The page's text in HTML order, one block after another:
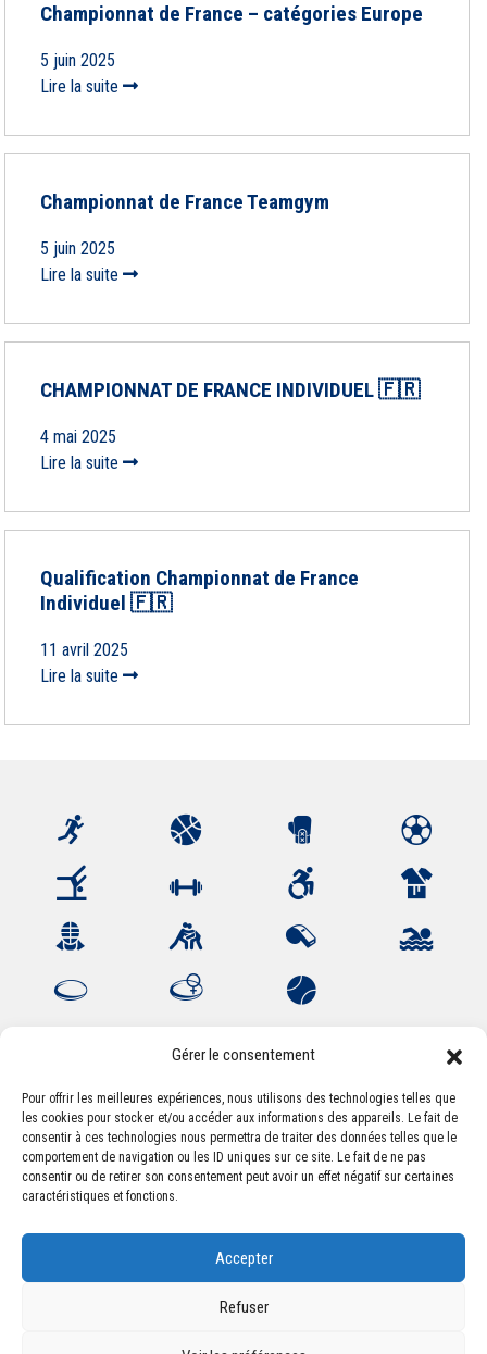
Gérer le consentement
Pour offrir les meilleures expériences, nous utilisons des technologies telles que
les cookies pour stocker et/ou accéder aux informations des appareils. Le fait de
consentir à ces technologies nous permettra de traiter des données telles que le
comportement de navigation ou les ID uniques sur ce site. Le fait de ne pas
consentir ou de retirer son consentement peut avoir un effet négatif sur certaines
caractéristiques et fonctions.
Accepter
Refuser
Championnat de France – catégories Europe
5 juin 2025
Lire la suite
Championnat de France Teamgym
5 juin 2025
Lire la suite
CHAMPIONNAT DE FRANCE INDIVIDUEL 🇫🇷
4 mai 2025
Lire la suite
Qualification Championnat de France
Individuel 🇫🇷
11 avril 2025
Lire la suite
Association Sportive Montferrandaise
84, boulevard Léon Jouhaux
CS 80221 - 63021 Clermont-Ferrand Cedex 2
accueil@asm-omnisports.com